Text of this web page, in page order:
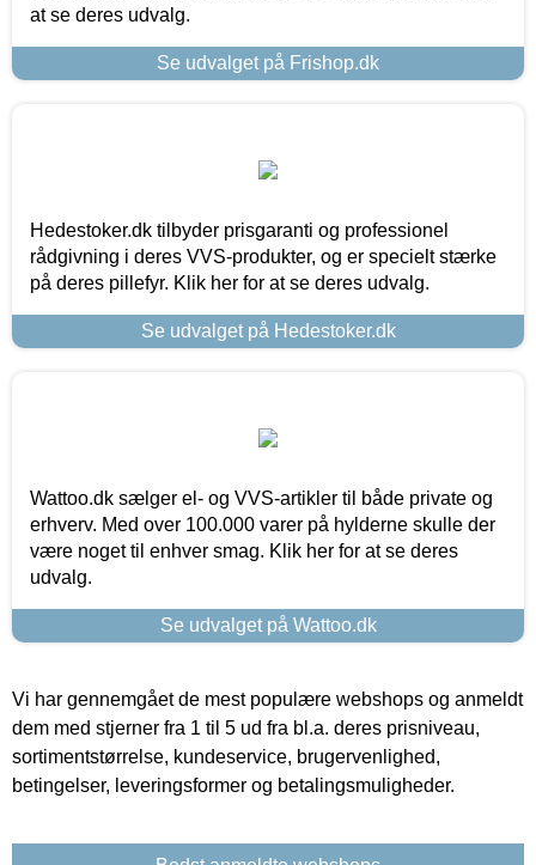
at se deres udvalg.
Se udvalget på Frishop.dk
Hedestoker.dk tilbyder prisgaranti og professionel
rådgivning i deres VVS-produkter, og er specielt stærke
på deres pillefyr. Klik her for at se deres udvalg.
Se udvalget på Hedestoker.dk
Wattoo.dk sælger el- og VVS-artikler til både private og
erhverv. Med over 100.000 varer på hylderne skulle der
være noget til enhver smag. Klik her for at se deres
udvalg.
Se udvalget på Wattoo.dk
Vi har gennemgået de mest populære webshops og anmeldt
dem med stjerner fra 1 til 5 ud fra bl.a. deres prisniveau,
sortimentstørrelse, kundeservice, brugervenlighed,
betingelser, leveringsformer og betalingsmuligheder.